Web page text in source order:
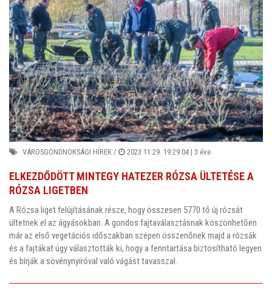
VÁROSGONDNOKSÁGI HÍREK / 2023.11.29. 19:29:04 | 3 éve
ELKEZDŐDÖTT MINTEGY HATEZER RÓZSA ÜLTETÉSE A
RÓZSA LIGETBEN
A Rózsa liget felújításának része, hogy összesen 5770 tő új rózsát
ültetnek el az ágyásokban. A gondos fajtaválasztásnak köszönhetően
már az első vegetációs időszakban szépen összenőnek majd a rózsák
és a fajtákat úgy választották ki, hogy a fenntartása biztosítható legyen
és bírják a sövénynyíróval való vágást tavasszal.